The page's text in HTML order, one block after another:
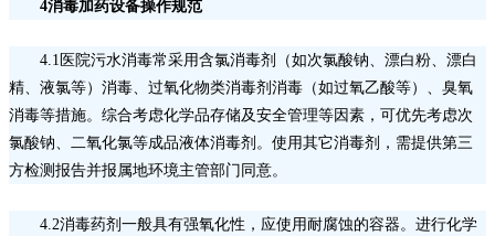
4消毒加药设备操作规范
4.1医院污水消毒常采用含氯消毒剂（如次氯酸钠、漂白粉、漂白
精、液氯等）消毒、过氧化物类消毒剂消毒（如过氧乙酸等）、臭氧
消毒等措施。综合考虑化学品存储及安全管理等因素，可优先考虑次
氯酸钠、二氧化氯等成品液体消毒剂。使用其它消毒剂，需提供第三
方检测报告并报属地环境主管部门同意。
4.2消毒药剂一般具有强氧化性，应使用耐腐蚀的容器。进行化学